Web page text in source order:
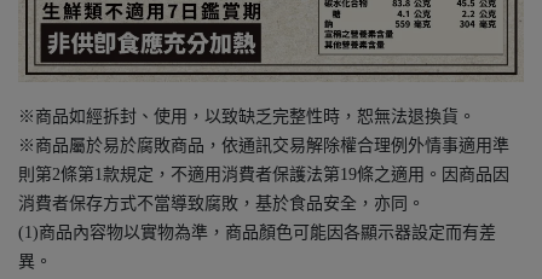
※商品如經拆封、使用，以致缺乏完整性時，恕無法退換貨。
※商品屬於易於腐敗商品，依通訊交易解除權合理例外情事適用準
則第2條第1款規定，不適用消費者保護法第19條之適用。因商品因
消費者保存方式不當導致腐敗，基於食品安全，亦同。
(1)商品內容物以實物為準，商品顏色可能因各顯示器設定而有差
異。